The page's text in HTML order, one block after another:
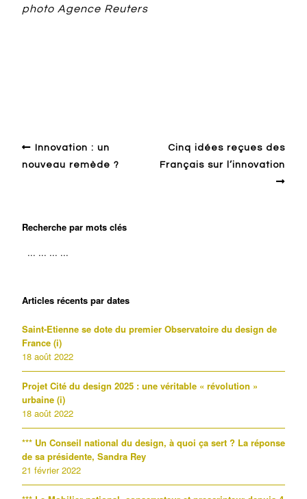
photo Agence Reuters
Innovation : un
nouveau remède ?
Cinq idées reçues des
Français sur l’innovation
Recherche par mots clés
Articles récents par dates
Saint-Etienne se dote du premier Observatoire du design de
France (i)
18 août 2022
Projet Cité du design 2025 : une véritable « révolution »
urbaine (i)
18 août 2022
*** Un Conseil national du design, à quoi ça sert ? La réponse
de sa présidente, Sandra Rey
21 février 2022